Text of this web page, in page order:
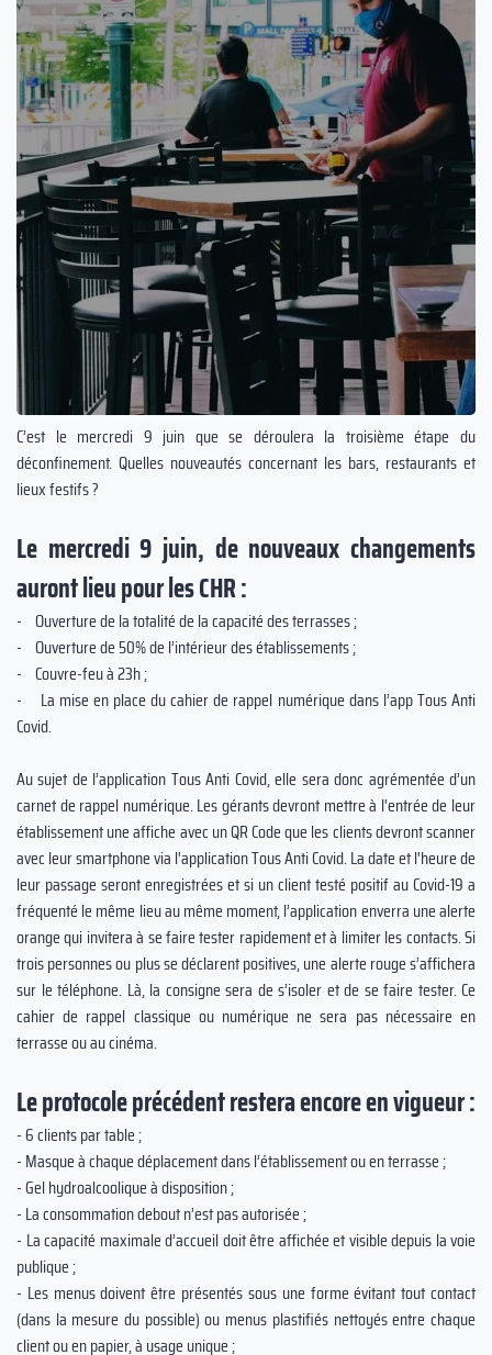
C’est le mercredi 9 juin que se déroulera la troisième étape du
déconfinement. Quelles nouveautés concernant les bars, restaurants et
lieux festifs ?
Le mercredi 9 juin, de nouveaux changements
auront lieu pour les CHR :
- Ouverture de la totalité de la capacité des terrasses ;
- Ouverture de 50% de l’intérieur des établissements ;
- Couvre-feu à 23h ;
- La mise en place du cahier de rappel numérique dans l’app Tous Anti
Covid.
Au sujet de l’application Tous Anti Covid, elle sera donc agrémentée d’un
carnet de rappel numérique. Les gérants devront mettre à l'entrée de leur
établissement une affiche avec un QR Code que les clients devront scanner
avec leur smartphone via l'application Tous Anti Covid. La date et l'heure de
leur passage seront enregistrées et si un client testé positif au Covid-19 a
fréquenté le même lieu au même moment, l’application enverra une alerte
orange qui invitera à se faire tester rapidement et à limiter les contacts. Si
trois personnes ou plus se déclarent positives, une alerte rouge s’affichera
sur le téléphone. Là, la consigne sera de s’isoler et de se faire tester. Ce
cahier de rappel classique ou numérique ne sera pas nécessaire en
terrasse ou au cinéma.
Le protocole précédent restera encore en vigueur :
- 6 clients par table ;
- Masque à chaque déplacement dans l’établissement ou en terrasse ;
- Gel hydroalcoolique à disposition ;
- La consommation debout n’est pas autorisée ;
- La capacité maximale d’accueil doit être affichée et visible depuis la voie
publique ;
- Les menus doivent être présentés sous une forme évitant tout contact
(dans la mesure du possible) ou menus plastifiés nettoyés entre chaque
client ou en papier, à usage unique ;